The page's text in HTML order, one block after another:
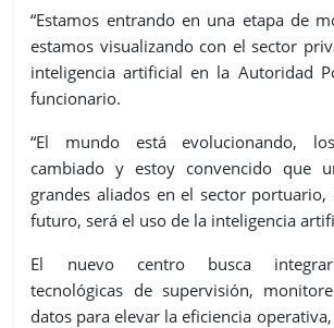
“Estamos entrando en una etapa de
estamos visualizando con el sector
inteligencia artificial en la Autoridad
funcionario.
“El mundo está evolucionando,
cambiado y estoy convencido que
grandes aliados en el sector
futuro, será el uso de la inteligencia
El nuevo centro busca integrar
tecnológicas de supervisión,
datos para elevar la eficiencia